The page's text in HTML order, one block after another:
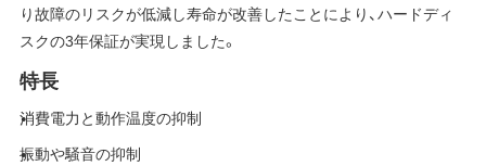
り故障のリスクが低減し寿命が改善したことにより、ハードディ
スクの3年保証が実現しました。
特長
消費電力と動作温度の抑制
振動や騒音の抑制